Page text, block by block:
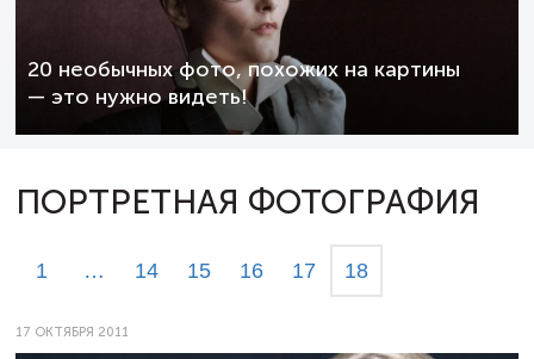
20 необычных фото, похожих на картины
— это нужно видеть!
ПОРТРЕТНАЯ ФОТОГРАФИЯ
1 … 14 15 16 17 18
17 ОКТЯБРЯ 2011